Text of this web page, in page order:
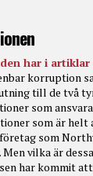
har i artiklar
korruption
till de två
som
som är helt
som
vilka är
har kommit